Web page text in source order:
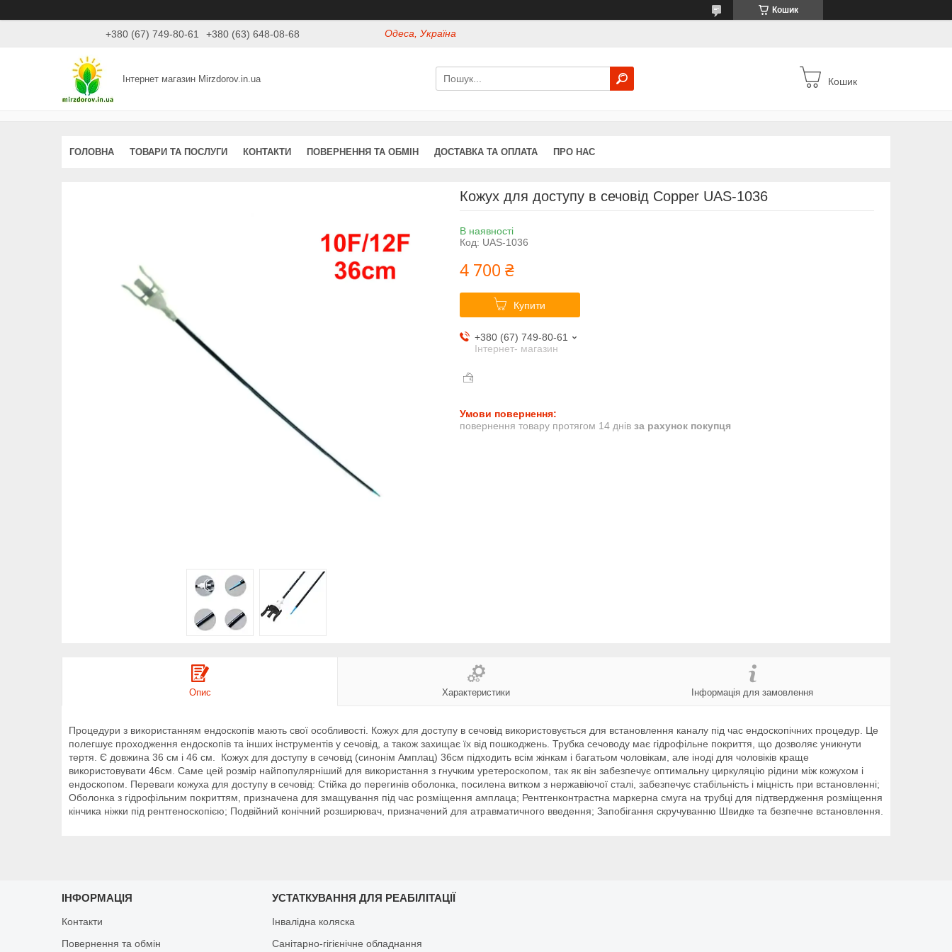
Кошик
+380 (67) 749-80-61 +380 (63) 648-08-68 Одеса, Україна
Інтернет магазин Mirzdorov.in.ua Кошик
ГОЛОВНА ТОВАРИ ТА ПОСЛУГИ КОНТАКТИ ПОВЕРНЕННЯ ТА ОБМІН ДОСТАВКА ТА ОПЛАТА ПРО НАС
Кожух для доступу в сечовід Copper UAS-1036
В наявності
Код: UAS-1036
4 700 ₴
Купити
+380 (67) 749-80-61
Інтернет- магазин
повернення товару протягом 14 днів за рахунок покупця
Опис Характеристики Інформація для замовлення
Процедури з використанням ендоскопів мають свої особливості. Кожух для доступу в сечовід використовується для встановлення каналу під час ендоскопічних процедур. Це
полегшує проходження ендоскопів та інших інструментів у сечовід, а також захищає їх від пошкоджень. Трубка сечоводу має гідрофільне покриття, що дозволяє уникнути
тертя. Є довжина 36 см і 46 см. Кожух для доступу в сечовід (синонім Амплац) 36см підходить всім жінкам і багатьом чоловікам, але іноді для чоловіків краще
використовувати 46см. Саме цей розмір найпопулярніший для використання з гнучким уретероскопом, так як він забезпечує оптимальну циркуляцію рідини між кожухом і
ендоскопом. Переваги кожуха для доступу в сечовід: Стійка до перегинів оболонка, посилена витком з нержавіючої сталі, забезпечує стабільність і міцність при встановленні;
Оболонка з гідрофільним покриттям, призначена для змащування під час розміщення амплаца; Рентгенконтрастна маркерна смуга на трубці для підтвердження розміщення
кінчика ніжки під рентгеноскопією; Подвійний конічний розширювач, призначений для атравматичного введення; Запобігання скручуванню Швидке та безпечне встановлення.
ІНФОРМАЦІЯ
Контакти
Повернення та обмін
УСТАТКУВАННЯ ДЛЯ РЕАБІЛІТАЦІЇ
Інвалідна коляска
Санітарно-гігієнічне обладнання